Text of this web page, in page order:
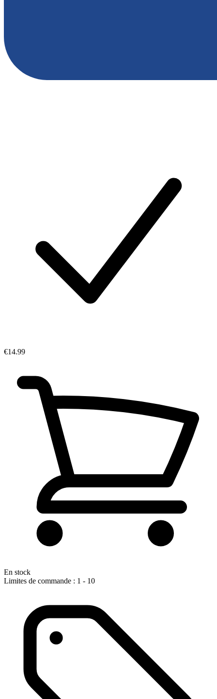
€14.99
En stock
Limites de commande : 1 - 10